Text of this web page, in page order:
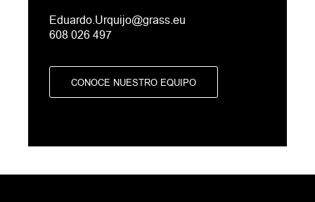
Eduardo.Urquijo@grass.eu
608 026 497
CONOCE NUESTRO EQUIPO